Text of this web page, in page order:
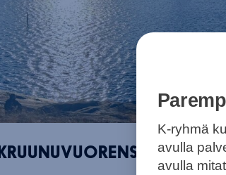
KRUUNUVUORENSILTAA
K-ryhmä
avulla
avulla